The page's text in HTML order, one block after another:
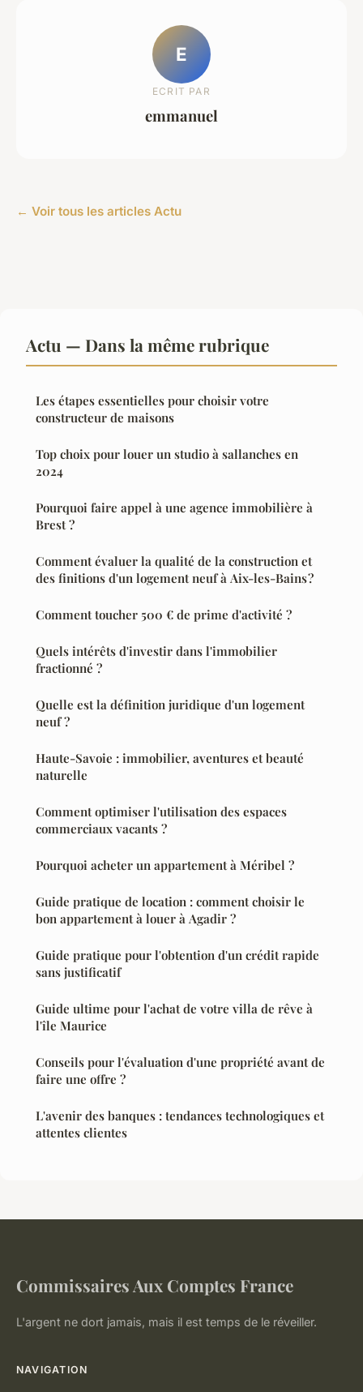
E
ECRIT PAR
emmanuel
← Voir tous les articles Actu
Actu — Dans la même rubrique
Les étapes essentielles pour choisir votre
constructeur de maisons
Top choix pour louer un studio à sallanches en
2024
Pourquoi faire appel à une agence immobilière à
Brest ?
Comment évaluer la qualité de la construction et
des finitions d'un logement neuf à Aix-les-Bains ?
Comment toucher 500 € de prime d'activité ?
Quels intérêts d'investir dans l'immobilier
fractionné ?
Quelle est la définition juridique d'un logement
neuf ?
Haute-Savoie : immobilier, aventures et beauté
naturelle
Comment optimiser l'utilisation des espaces
commerciaux vacants ?
Pourquoi acheter un appartement à Méribel ?
Guide pratique de location : comment choisir le
bon appartement à louer à Agadir ?
Guide pratique pour l'obtention d'un crédit rapide
sans justificatif
Guide ultime pour l'achat de votre villa de rêve à
l'île Maurice
Conseils pour l'évaluation d'une propriété avant de
faire une offre ?
L'avenir des banques : tendances technologiques et
attentes clientes
Commissaires Aux Comptes France
L'argent ne dort jamais, mais il est temps de le réveiller.
NAVIGATION